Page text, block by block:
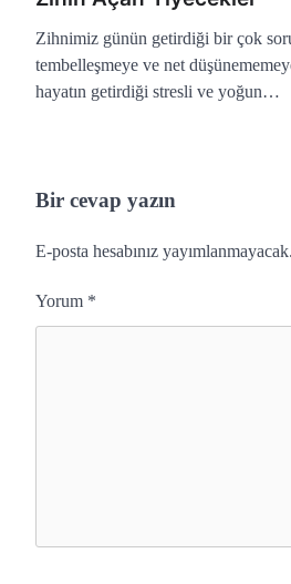
Zihnimiz günün getirdiği bir çok
tembelleşmeye ve net
hayatın getirdiği stresli ve yoğun…
Bir cevap yazın
E-posta hesabınız yayımlanmayacak.
Yorum *